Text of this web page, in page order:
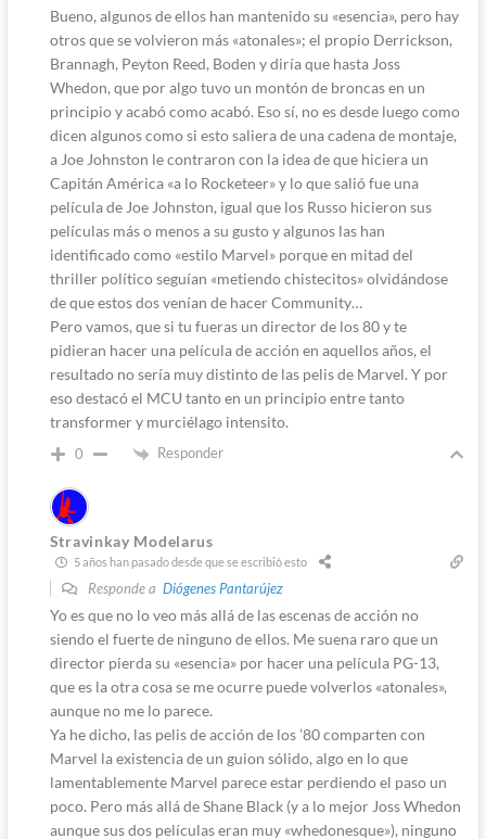
Bueno, algunos de ellos han mantenido su «esencia», pero hay
otros que se volvieron más «atonales»; el propio Derrickson,
Brannagh, Peyton Reed, Boden y diría que hasta Joss
Whedon, que por algo tuvo un montón de broncas en un
principio y acabó como acabó. Eso sí, no es desde luego como
dicen algunos como si esto saliera de una cadena de montaje,
a Joe Johnston le contraron con la idea de que hiciera un
Capitán América «a lo Rocketeer» y lo que salió fue una
película de Joe Johnston, igual que los Russo hicieron sus
películas más o menos a su gusto y algunos las han
identificado como «estilo Marvel» porque en mitad del
thriller político seguían «metiendo chistecitos» olvidándose
de que estos dos venían de hacer Community…
Pero vamos, que si tu fueras un director de los 80 y te
pidieran hacer una película de acción en aquellos años, el
resultado no sería muy distinto de las pelis de Marvel. Y por
eso destacó el MCU tanto en un principio entre tanto
transformer y murciélago intensito.
0 Responder
Stravinkay Modelarus
5 años han pasado desde que se escribió esto
Responde a Diógenes Pantarújez
Yo es que no lo veo más allá de las escenas de acción no
siendo el fuerte de ninguno de ellos. Me suena raro que un
director pierda su «esencia» por hacer una película PG-13,
que es la otra cosa se me ocurre puede volverlos «atonales»,
aunque no me lo parece.
Ya he dicho, las pelis de acción de los ’80 comparten con
Marvel la existencia de un guion sólido, algo en lo que
lamentablemente Marvel parece estar perdiendo el paso un
poco. Pero más allá de Shane Black (y a lo mejor Joss Whedon
aunque sus dos películas eran muy «whedonesque»), ninguno